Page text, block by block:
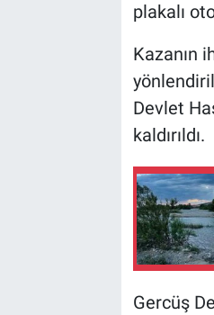
plakalı
Kazanın
Devlet
kaldırıldı.
Gercüş